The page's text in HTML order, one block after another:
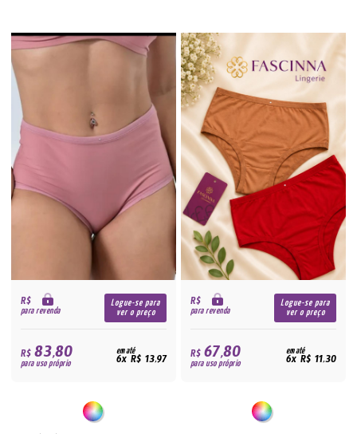
R$
para revenda
Logue-se para
ver o preço
R$83,80
para uso próprio
em até
6x R$ 13,97
R$
para revenda
Logue-se para
ver o preço
R$67,80
para uso próprio
em até
6x R$ 11,30